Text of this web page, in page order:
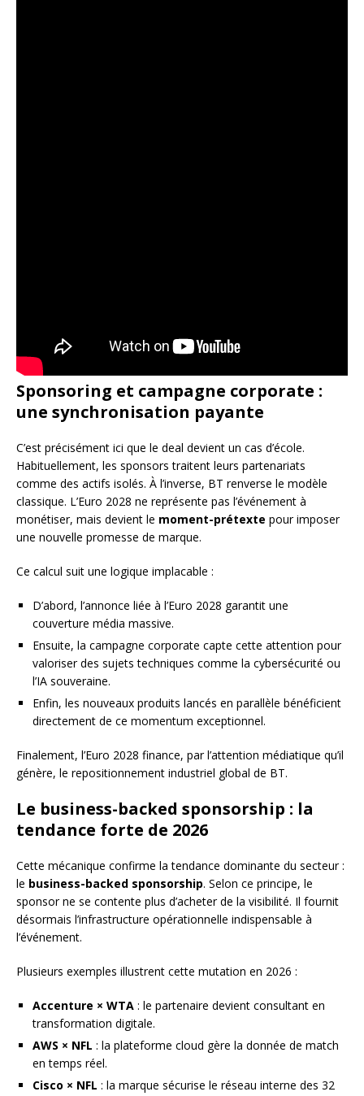
Sponsoring et campagne corporate :
une synchronisation payante
C’est précisément ici que le deal devient un cas d’école.
Habituellement, les sponsors traitent leurs partenariats
comme des actifs isolés. À l’inverse, BT renverse le modèle
classique. L’Euro 2028 ne représente pas l’événement à
monétiser, mais devient le moment-prétexte pour imposer
une nouvelle promesse de marque.
Ce calcul suit une logique implacable :
D’abord, l’annonce liée à l’Euro 2028 garantit une
couverture média massive.
Ensuite, la campagne corporate capte cette attention pour
valoriser des sujets techniques comme la cybersécurité ou
l’IA souveraine.
Enfin, les nouveaux produits lancés en parallèle bénéficient
directement de ce momentum exceptionnel.
Finalement, l’Euro 2028 finance, par l’attention médiatique qu’il
génère, le repositionnement industriel global de BT.
Le business-backed sponsorship : la
tendance forte de 2026
Cette mécanique confirme la tendance dominante du secteur :
le business-backed sponsorship. Selon ce principe, le
sponsor ne se contente plus d’acheter de la visibilité. Il fournit
désormais l’infrastructure opérationnelle indispensable à
l’événement.
Plusieurs exemples illustrent cette mutation en 2026 :
Accenture × WTA : le partenaire devient consultant en
transformation digitale.
AWS × NFL : la plateforme cloud gère la donnée de match
en temps réel.
Cisco × NFL : la marque sécurise le réseau interne des 32